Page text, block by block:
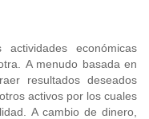
económicas
A menudo basada en
resultados deseados
activos por los cuales
A cambio de dinero,